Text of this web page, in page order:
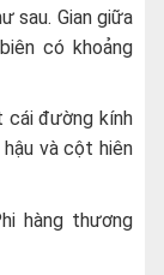
sau. Gian giữa
có khoảng
đường kính
và cột hiên
hàng thương